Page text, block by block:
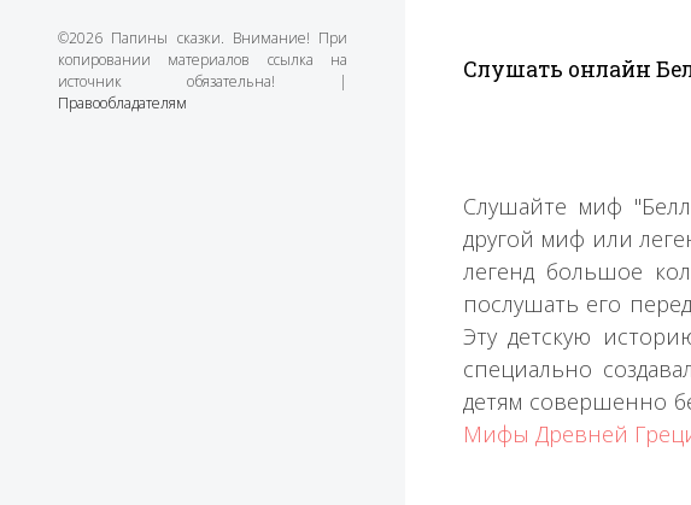
©2026 Папины сказки. Внимание! При
копировании материалов ссылка на
источник обязательна! |
Правообладателям
Слушать онлайн
Слушайте миф
другой миф или
легенд большое
послушать его
Эту детскую
специально
детям совершенно
Мифы Древней